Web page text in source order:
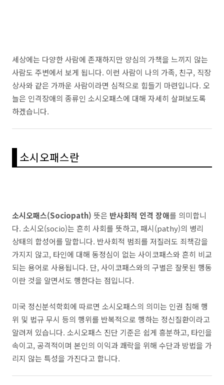
세상에는 다양한 사람에 존재하지만 양심의 가책을 느끼지 않는
사람도 주변에서 보게 됩니다. 이런 사람이 나의 가족, 친구, 직장
상사와 같은 가까운 사람이라면 심적으로 힘들기 마련입니다. 오
늘은 인격장애의 종류인 소시오패스에 대해 자세히 살펴보도록
하겠습니다.
소시오패스란
소시오패스(Sociopath) 뜻은 반사회적 인격 장애를 의미합니
다. 소시오(socio)는 흔히 사회를 뜻하고, 패시(pathy)의 병리
상태의 합성어를 말합니다. 반사회적 범죄를 저질러도 죄책감을
가지지 않고, 타인에 대해 동정심이 없는 사이코패스와 흔히 비교
되는 용어로 사용됩니다. 단, 사이코패스와의 구별은 잘못된 행동
이란 것을 알면서도 행한다는 점입니다.
미국 정신분석학회에 따르면 소시오패스의 의미는 인권 침해 행
위 및 법규 무시 등의 행위를 반복적으로 행하는 정신질환이라고
알려져 있습니다. 소시오패스 진단 기준은 쉽게 흥분하고, 타인을
속이고, 공격적이며 본인의 이익과 쾌락을 위해 수단과 방법을 가
리지 않는 특성을 가진다고 합니다.